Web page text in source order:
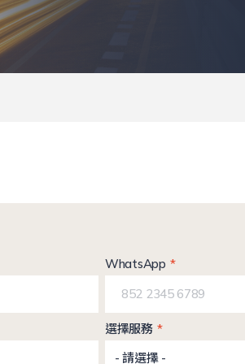
WhatsApp
選擇服務
- 請選擇 -